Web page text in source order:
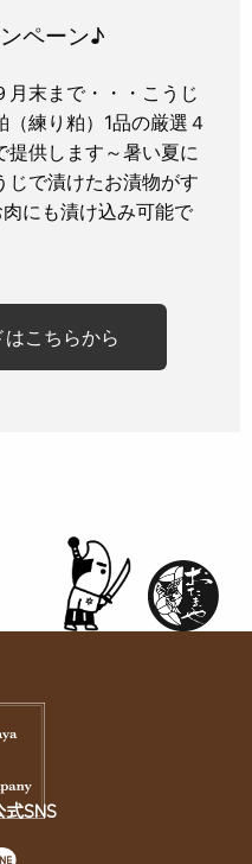
ペーン♪
月末まで・・・こうじ
練り粕）1品の厳選４
供します～暑い夏に
じで漬けたお漬物がす
にも漬け込み可能で
こちらから
SNS